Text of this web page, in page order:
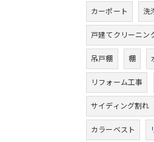
カーポート 洗
戸建てクリーニン
吊戸棚 棚
リフォーム工事
サイディング割れ
カラーベスト